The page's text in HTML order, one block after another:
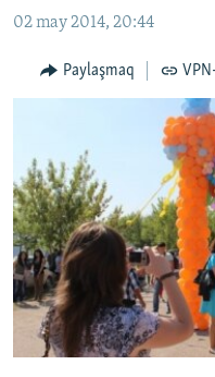
Qıdıruvğa
qaytmaq
MEDENİYET
İNSAN AQLARI
BLOGLAR
FİKİR
Русский
Українською
02 may 2014, 20:44
Paylaşmaq